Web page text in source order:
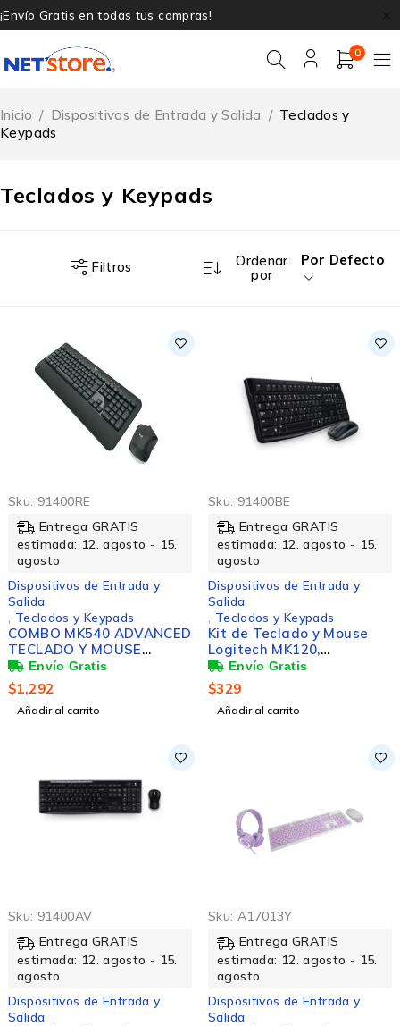
¡Envío Gratis en todas tus compras!
0
Teclados y Keypads
Inicio / Dispositivos de Entrada y Salida / Teclados y
Keypads
Filtros
Ordenar
por
Por Defecto
Sku: 91400RE
Entrega GRATIS
estimada: 12. agosto - 15.
agosto
Dispositivos de Entrada y
Salida
Teclados y Keypads
COMBO MK540 ADVANCED
TECLADO Y MOUSE
OFRECE PRECISION,
CONFORT Y FIABILIDAD
$1,292
Añadir al carrito
Sku: 91400BE
Entrega GRATIS
estimada: 12. agosto - 15.
agosto
Dispositivos de Entrada y
Salida
Teclados y Keypads
Kit de Teclado y Mouse
Logitech MK120,
Alámbrico, USB, Negro
(Español)
$329
Añadir al carrito
Sku: 91400AV
Entrega GRATIS
estimada: 12. agosto - 15.
agosto
Dispositivos de Entrada y
Salida
Sku: A17013Y
Entrega GRATIS
estimada: 12. agosto - 15.
agosto
Dispositivos de Entrada y
Salida